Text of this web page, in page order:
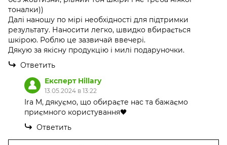
тоналки))
Далі наношу по мірі необхідності для підтримки
результату. Наносити легко, швидко вбирається
шкірою. Роблю це зазвичай ввечері.
Дякую за якісну продукцію і милі подаруночки.
Ответить
Експерт Hillary
13.05.2024 в 13:22
Ira M, дякуємо, що обираєте нас та бажаємо
приємного користування🖤
Ответить